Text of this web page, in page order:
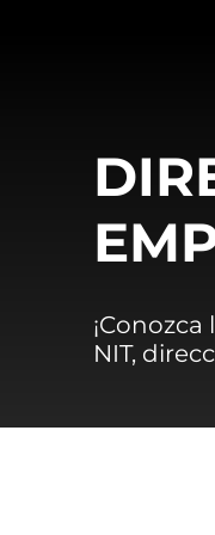
NIT,